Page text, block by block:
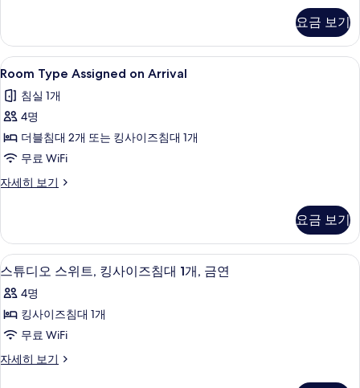
기
모
두
보
기
Suite,
Non-
Smoking
세
히
기
요금 보기
Room
Type
Assigned
on
Arrival
사
진
보
기
Room Type Assigned on Arrival | 외관
6
Room Type Assigned on Arrival
침실 1개
4명
더블침대 2개 또는 킹사이즈침대 1개
무료 WiFi
자세히 보기
Room
Arrival
자
세
보
기
요금 보기
스
튜
디
오
위
스튜디오 스위트, 킹사이즈침대 1개,
4
스튜디오 스위트, 킹사이즈침대 1개, 금연
4명
킹사이즈침대 1개
무료 WiFi
자세히 보기
스